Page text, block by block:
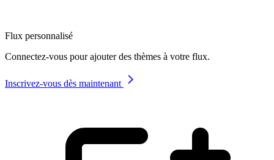
Flux personnalisé
Connectez-vous pour ajouter des thèmes à votre flux.
Inscrivez-vous dès maintenant